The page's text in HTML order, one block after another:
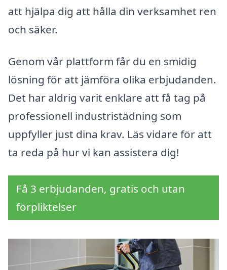
att hjälpa dig att hålla din verksamhet ren
och säker.
Genom vår plattform får du en smidig
lösning för att jämföra olika erbjudanden.
Det har aldrig varit enklare att få tag på
professionell industristädning som
uppfyller just dina krav. Läs vidare för att
ta reda på hur vi kan assistera dig!
Få 3 erbjudanden, gratis och utan
förpliktelser